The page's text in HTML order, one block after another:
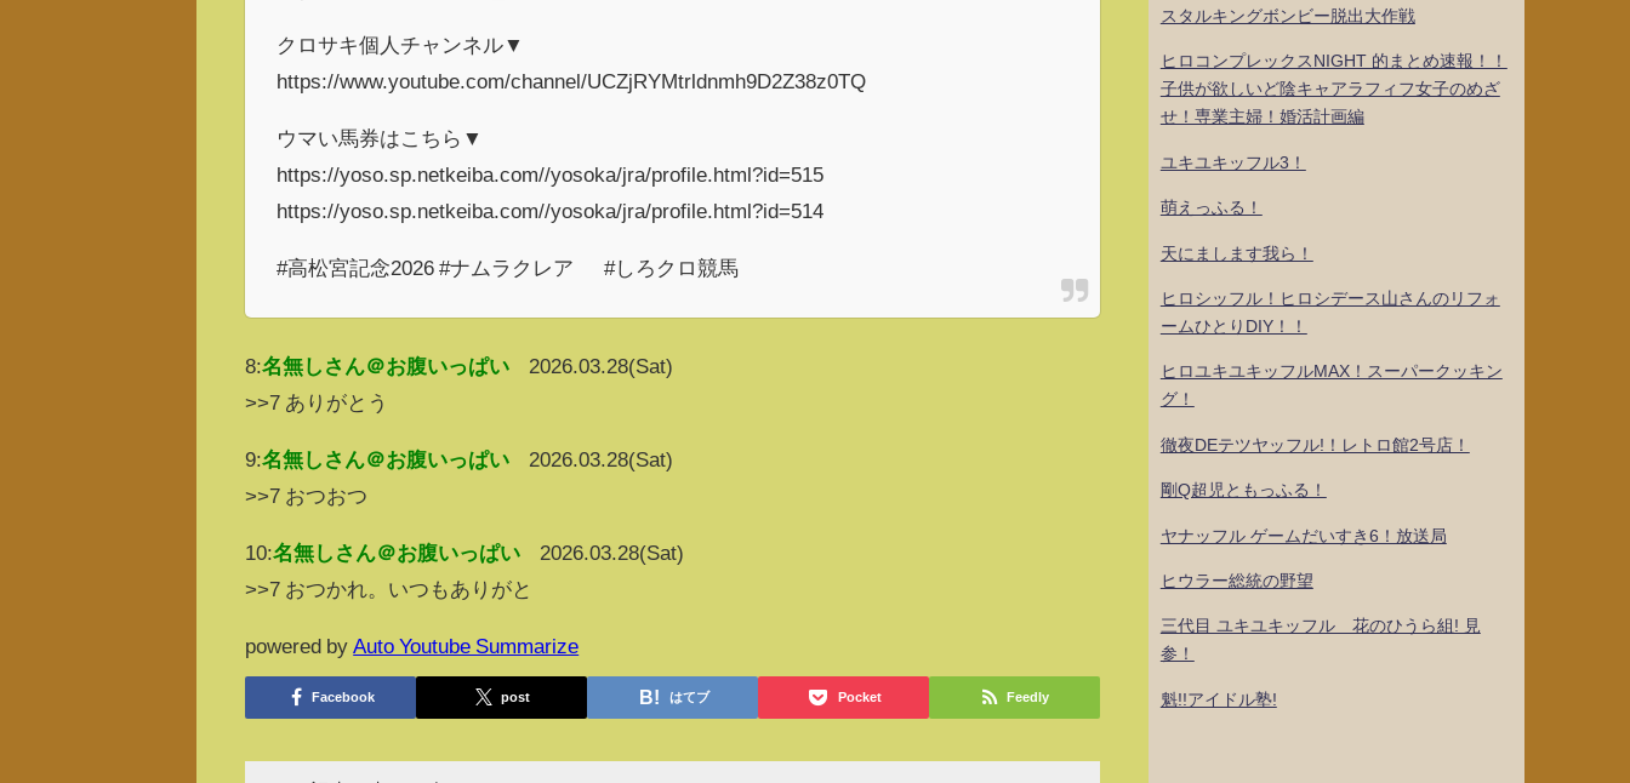
クロサキ個人チャンネル▼
https://www.youtube.com/channel/UCZjRYMtrldnmh9D2Z38z0TQ
ウマい馬券はこちら▼
https://yoso.sp.netkeiba.com//yosoka/jra/profile.html?id=515
https://yoso.sp.netkeiba.com//yosoka/jra/profile.html?id=514
#高松宮記念2026 #ナムラクレア #しろクロ競馬
8:名無しさん＠お腹いっぱい
2026.03.28(Sat)
>>7 ありがとう
9:名無しさん＠お腹いっぱい
2026.03.28(Sat)
>>7 おつおつ
10:名無しさん＠お腹いっぱい
2026.03.28(Sat)
>>7 おつかれ。いつもありがと
powered by Auto Youtube Summarize
Facebook post はてブ Pocket Feedly
スタルキングボンビー脱出大作戦
ヒロコンプレックスNIGHT 的まとめ速報！！
子供が欲しいど陰キャアラフィフ女子のめざ
せ！専業主婦！婚活計画編
ユキユキッフル3！
萌えっふる！
天にまします我ら！
ヒロシッフル！ヒロシデース山さんのリフォ
ームひとりDIY！！
ヒロユキユキッフルMAX！スーパークッキン
グ！
徹夜DEテツヤッフル!！レトロ館2号店！
剛Q超児ともっふる！
ヤナッフル ゲームだいすき6！放送局
ヒウラー総統の野望
三代目 ユキユキッフル 花のひうら組! 見
参！
魁!!アイドル塾!